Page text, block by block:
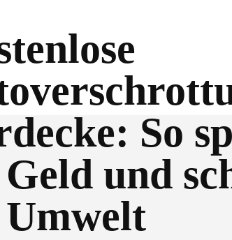
So
Geld und